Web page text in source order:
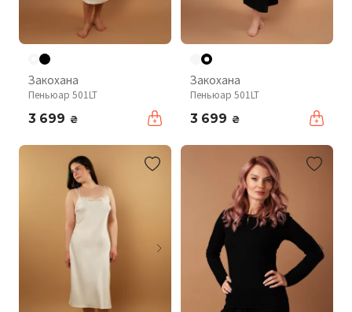
Закохана
Пеньюар 501LT
3 699 ₴
Закохана
Пеньюар 501LT
3 699 ₴